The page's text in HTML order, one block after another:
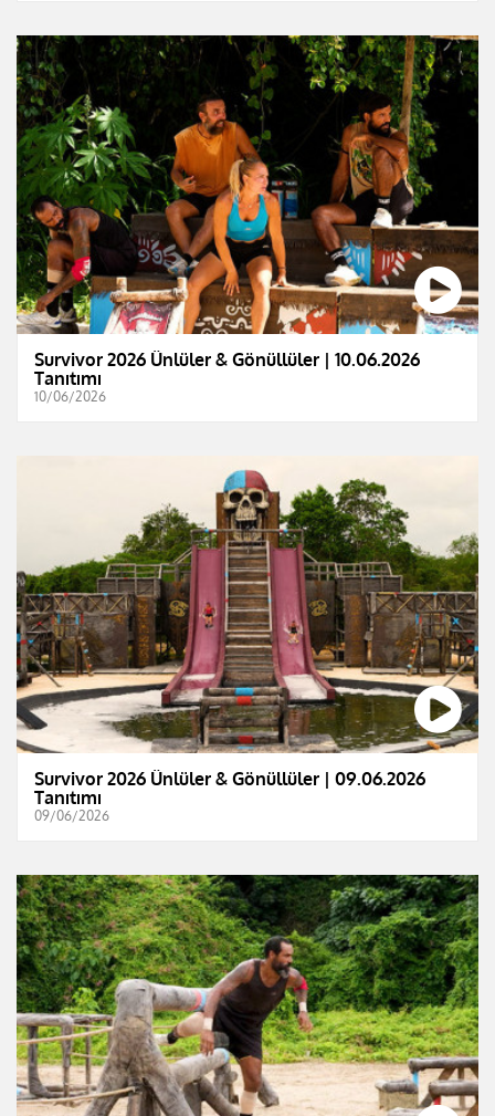
Survivor 2026 Ünlüler & Gönüllüler | 10.06.2026
Tanıtımı
10/06/2026
Survivor 2026 Ünlüler & Gönüllüler | 09.06.2026
Tanıtımı
09/06/2026